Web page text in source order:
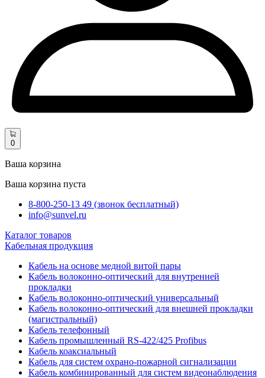
0
Ваша корзина
Ваша корзина пуста
8-800-250-13 49 (звонок бесплатный)
info@sunvel.ru
Каталог товаров
Кабельная продукция
Кабель на основе медной витой пары
Кабель волоконно-оптический для внутренней
прокладки
Кабель волоконно-оптический универсальный
Кабель волоконно-оптический для внешней прокладки
(магистральный)
Кабель телефонный
Кабель промышленный RS-422/425 Profibus
Кабель коаксиальный
Кабель для систем охрано-пожарной сигнализации
Кабель комбинированный для систем видеонаблюдения